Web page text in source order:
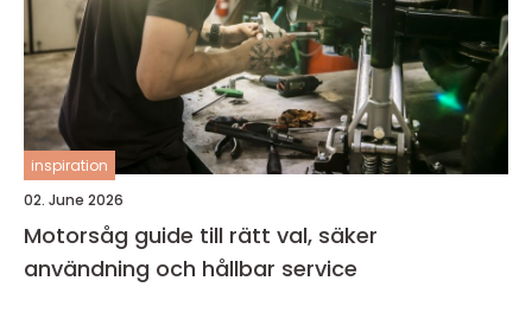
inspiration
02. June 2026
Motorsåg guide till rätt val, säker
användning och hållbar service